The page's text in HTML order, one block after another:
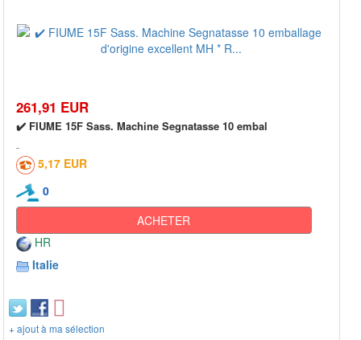
261,91 EUR
✔️ FIUME 15F Sass. Machine Segnatasse 10 embal
5,17 EUR
0
ACHETER
HR
Italie
+ ajout à ma sélection